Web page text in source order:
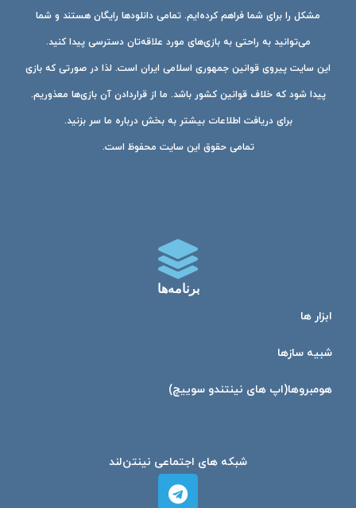
مشکل را برای شما فراهم کرده‌ایم. تمامی دانلودها رایگان هستند و شما
می‌توانید به راحتی به بازی‌های مورد علاقه‌تان دسترسی پیدا کنید.
این سایت پیروی قوانین جمهوری اسلامی ایران است. لذا در صورتی که بازی
پیدا شود که خلاف قوانین کشور باشد. ما از قراردادن آن بازی‌ها معذوریم.
برای دریافت اطلاعات بیشتر به بخش درباره ما سر بزنید.
تمامی حقوق این سایت محفوظ است.
برنامه‌ها
ابزار ها
شبیه ساز‌ها
هومبرو‌ها(اپ های نینتندو سوییچ)
شبکه های اجتماعی نینتن‌لند